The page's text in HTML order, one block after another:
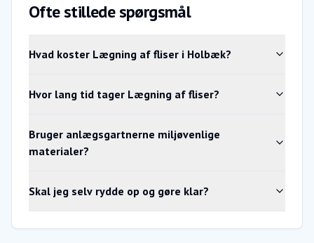
Ofte stillede spørgsmål
Hvad koster Lægning af fliser i Holbæk?
Hvor lang tid tager Lægning af fliser?
Bruger anlægsgartnerne miljøvenlige
materialer?
Skal jeg selv rydde op og gøre klar?